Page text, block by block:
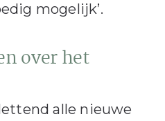
mogelijk’.
over het
alle nieuwe